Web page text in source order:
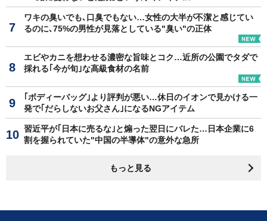
ワキの臭いでも､口臭でもない…女性の大半が不潔と感じてい
るのに､75%の男性が見落としている"臭い"の正体
エビやカニを想わせる濃密な旨味とコク…近所の公園でタダで
採れる｢今が旬｣な高級食材の名前
｢ボディーバッグ｣より評判が悪い…休日のイオンで見かける一
発で｢だらしないお父さん｣になるNGアイテム
習近平が｢日本に売るな｣と煽った翌日にバレた…日本企業に6
割を握られていた"中国の半導体"の意外な急所
もっと見る